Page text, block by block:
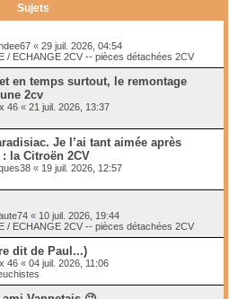
Sujets
« 29 juil. 2026, 04:54
/ ECHANGE 2CV -- pièces détachées 2CV
en temps surtout, le remontage
2cv
46 « 21 juil. 2026, 13:37
Je l’ai tant aimée après
: la Citroën 2CV
« 19 juil. 2026, 12:57
« 10 juil. 2026, 19:44
/ ECHANGE 2CV -- pièces détachées 2CV
dit de Paul...)
46 « 04 juil. 2026, 11:06